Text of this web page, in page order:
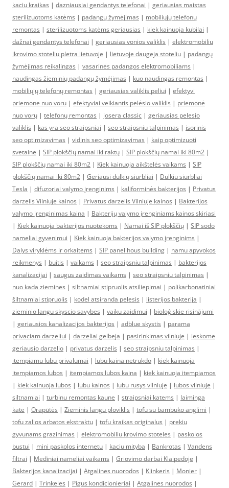
kaciu kraikas | dazniausiai gendantys telefonai | geriausias maistas
sterilizuotoms katėms | padangų žymėjimas | mobiliųjų telefonų
remontas | sterilizuotoms katėms geriausias | kiek kainuoja kubilai |
dažnai gendantys telefonai | geriausias vonios valiklis | elektromobiliu
ikrovimo stoteliu pletra lietuvoje | lietuvoje daugeja stoteliu | padangų
žymėjimas reikalingas | vasarinės padangos elektromobiliams |
naudingas žieminių padangų žymėjimas | kuo naudingas remontas |
mobiliųjų telefonų remontas | geriausias valiklis peliui | efektyvi
priemone nuo voru | efektyviai veikiantis pelėsio valiklis | priemonė
nuo vorų | telefonų remontas | josera classic | geriausias pelesio
valiklis | kas yra seo straipsniai | seo straipsniu talpinimas | isorinis
seo optimizavimas | vidinis seo optimizavimas | kaip optimizuoti
svetaine | SIP plokščių namai iki raktų | SIP plokščių namai iki 80m2 |
SIP plokščių namai iki 80m2 | Kiek kainuoja aikštelės vaikams | SIP
plokščių namai iki 80m2 | Geriausi dulkių siurbliai | Dulkiu siurbliai
Tesla | difuzoriai valymo įrenginims | kaliforminės bakterijos | Privatus
darzelis Vilniuje kainos | Privatus darzelis Vilniuje kainos | Bakterijos
valymo įrenginimas kaina | Bakterijų valymo įrenginiams kainos skiriasi
| Kiek kainuoja bakterijos nuotekoms | Namai iš SIP plokščių | SIP sodo
nameliai gyvenimui | Kiek kainuoja bakterijos valymo įrenginims |
Dalys viryklėms ir orkaitėms | SIP panel hous building | namu apyvokos
reikmenys | buitis | vaikams | seo straipsniu talpinimas | bakterijos
kanalizacijai | saugus zaidimas vaikams | seo straipsniu talpinimas |
nuo kada ziemines | siltnamiai stipruolis atsiliepimai | polikarbonatiniai
šiltnamiai stipruolis | kodel atsiranda pelesis | listerijos bakterija |
zieminio langu skyscio savybes | vaiku zaidimui | bioloģiskie risinājumi
| geriausios kanalizacijos bakterijos | adblue skystis | parama
privaciam darzeliui | darzeliai gelbeja | pasirinkimas vilniuje | ieskome
geriausio darzelio | privatus darzelis | seo straipsniu talpinimas |
itempiamu lubu privalumai | lubu kaina netrukdo | kiek kainuoja
itempiamos lubos | itempiamos lubos kaina | kiek kainuoja itempiamos
| kiek kainuoja lubos | lubu kainos | lubu rusys vilniuje | lubos vilniuje |
siltnamiai | turbinu remontas kaune | straipsniai katems | laiminga
kate | Orapūtės | Zieminis langu ploviklis | tofu su bambuko anglimi |
tofu zalios arbatos ekstraktu | tofu kraikas originalus | prekiu
gyvunams grazinimas | elektromobiliu krovimo stoteles | paskolos
bustui | mini paskolos internetu | kaciu mityba | Bankrotas | Vandens
filtrai | Mediniai nameliai vaikams | Griovimo darbai Klaipedoje |
Bakterijos kanalizacijai | Atgalines nuorodos | Klinkeris | Monier |
Gerard | Trinkeles | Pigus kondicionieriai | Atgalines nuorodos |